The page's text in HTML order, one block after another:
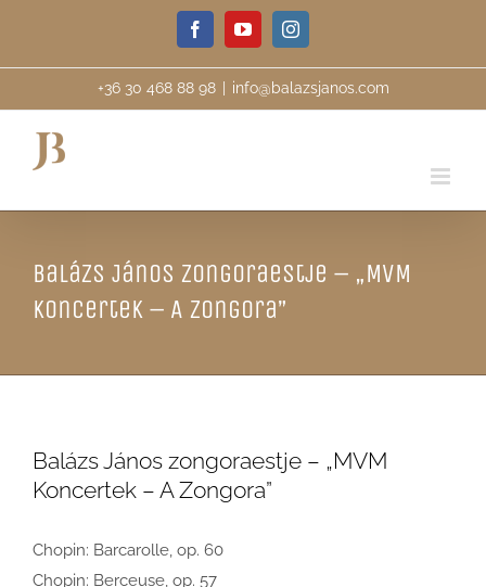
content
FacebookYouTubeInstagram
+36 30 468 88 98 info@balazsjanos.com
Balázs János zongoraestje – „MVM
Koncertek – A Zongora”
Balázs János zongoraestje – „MVM
Koncertek – A Zongora”
Chopin: Barcarolle, op. 60
Chopin: Berceuse, op. 57